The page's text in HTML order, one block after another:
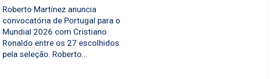
Roberto Martínez anuncia
convocatória de Portugal para o
Mundial 2026 com Cristiano
Ronaldo entre os 27 escolhidos
pela seleção. Roberto...